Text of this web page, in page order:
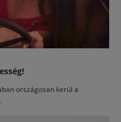
országosan kerül a